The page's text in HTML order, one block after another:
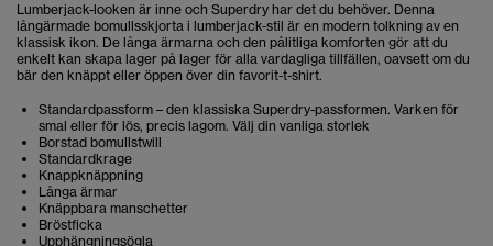
Lumberjack-looken är inne och Superdry har det du behöver. Denna
långärmade bomullsskjorta i lumberjack-stil är en modern tolkning av en
klassisk ikon. De långa ärmarna och den pålitliga komforten gör att du
enkelt kan skapa lager på lager för alla vardagliga tillfällen, oavsett om du
bär den knäppt eller öppen över din favorit-t-shirt.
Standardpassform – den klassiska Superdry-passformen. Varken för
smal eller för lös, precis lagom. Välj din vanliga storlek
Borstad bomullstwill
Standardkrage
Knappknäppning
Långa ärmar
Knäppbara manschetter
Bröstficka
Upphängningsögla